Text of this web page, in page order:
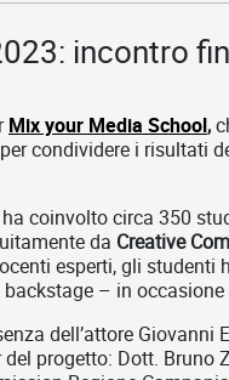
incontro
Mix your Media School,
per condividere i risultati
coinvolto circa 350
da Creative
esperti, gli
– in
dell’attore
progetto: Dott. Bruno